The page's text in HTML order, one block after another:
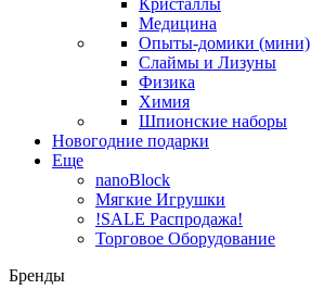
Кристаллы
Медицина
Опыты-домики (мини)
Слаймы и Лизуны
Физика
Химия
Шпионские наборы
Новогодние подарки
Еще
nanoBlock
Мягкие Игрушки
!SALE Распродажа!
Торговое Оборудование
Бренды